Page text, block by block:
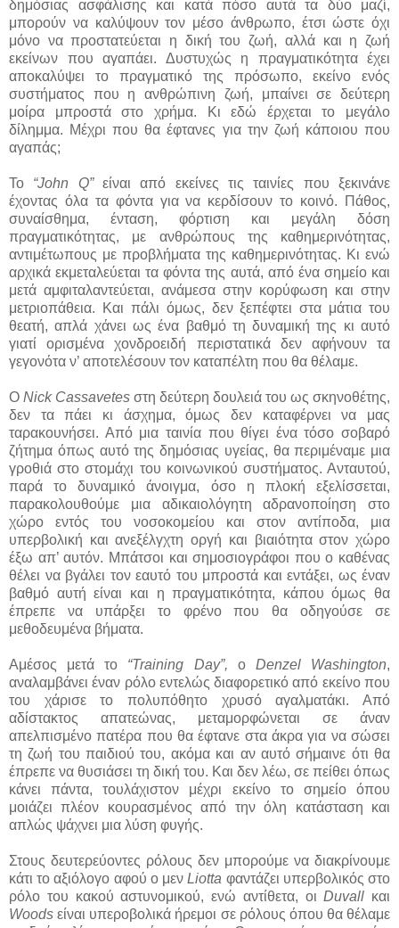
δημόσιας ασφάλισης και κατά πόσο αυτά τα δύο μαζί,
μπορούν να καλύψουν τον μέσο άνθρωπο, έτσι ώστε όχι
μόνο να προστατεύεται η δική του ζωή, αλλά και η ζωή
εκείνων που αγαπάει. Δυστυχώς η πραγματικότητα έχει
αποκαλύψει το πραγματικό της πρόσωπο, εκείνο ενός
συστήματος που η ανθρώπινη ζωή, μπαίνει σε δεύτερη
μοίρα μπροστά στο χρήμα. Κι εδώ έρχεται το μεγάλο
δίλημμα. Μέχρι που θα έφτανες για την ζωή κάποιου που
αγαπάς;
Το “John Q”είναι από εκείνες τις ταινίες που ξεκινάνε
έχοντας όλα τα φόντα για να κερδίσουν το κοινό. Πάθος,
συναίσθημα, ένταση, φόρτιση και μεγάλη δόση
πραγματικότητας, με ανθρώπους της καθημερινότητας,
αντιμέτωπους με προβλήματα της καθημερινότητας. Κι ενώ
αρχικά εκμεταλεύεται τα φόντα της αυτά, από ένα σημείο και
μετά αμφιταλαντεύεται, ανάμεσα στην κορύφωση και στην
μετριοπάθεια. Και πάλι όμως, δεν ξεπέφτει στα μάτια του
θεατή, απλά χάνει ως ένα βαθμό τη δυναμική της κι αυτό
γιατί ορισμένα χονδροειδή περιστατικά δεν αφήνουν τα
γεγονότα ν’ αποτελέσουν τον καταπέλτη που θα θέλαμε.
Ο Nick Cassavetes στη δεύτερη δουλειά του ως σκηνοθέτης,
δεν τα πάει κι άσχημα, όμως δεν καταφέρνει να μας
ταρακουνήσει. Από μια ταινία που θίγει ένα τόσο σοβαρό
ζήτημα όπως αυτό της δημόσιας υγείας, θα περιμέναμε μια
γροθιά στο στομάχι του κοινωνικού συστήματος. Ανταυτού,
παρά το δυναμικό άνοιγμα, όσο η πλοκή εξελίσσεται,
παρακολουθούμε μια αδικαιολόγητη αδρανοποίηση στο
χώρο εντός του νοσοκομείου και στον αντίποδα, μια
υπερβολική και ανεξέλγχτη οργή και βιαιότητα στον χώρο
έξω απ’ αυτόν. Μπάτσοι και σημοσιογράφοι που ο καθένας
θέλει να βγάλει τον εαυτό του μπροστά και εντάξει, ως έναν
βαθμό αυτή είναι και η πραγματικότητα, κάπου όμως θα
έπρεπε να υπάρξει το φρένο που θα οδηγούσε σε
μεθοδευμένα βήματα.
Αμέσος μετά το “Training Day”, ο Denzel Washington,
αναλαμβάνει έναν ρόλο εντελώς διαφορετικό από εκείνο που
του χάρισε το πολυπόθητο χρυσό αγαλματάκι. Από
αδίστακτος απατεώνας, μεταμορφώνεται σε άναν
απελπισμένο πατέρα που θα έφτανε στα άκρα για να σώσει
τη ζωή του παιδιού του, ακόμα και αν αυτό σήμαινε ότι θα
έπρεπε να θυσιάσει τη δική του. Και δεν λέω, σε πείθει όπως
κάνει πάντα, τουλάχιστον μέχρι εκείνο το σημείο όπου
μοιάζει πλέον κουρασμένος από την όλη κατάσταση και
απλώς ψάχνει μια λύση φυγής.
Στους δευτερεύοντες ρόλους δεν μπορούμε να διακρίνουμε
κάτι το αξιόλογο αφού ο μενLiotta φαντάζει υπερβολικός στο
ρόλο του κακού αστυνομικού, ενώ αντίθετα, οιDuvall και
Woods είναι υπεροβολικά ήρεμοι σε ρόλους όπου θα θέλαμε